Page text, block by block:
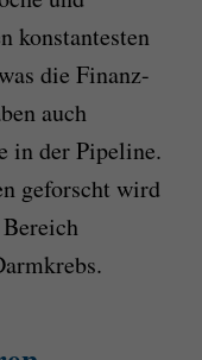
konstantesten
die Finanz-
auch
in der Pipeline.
geforscht wird